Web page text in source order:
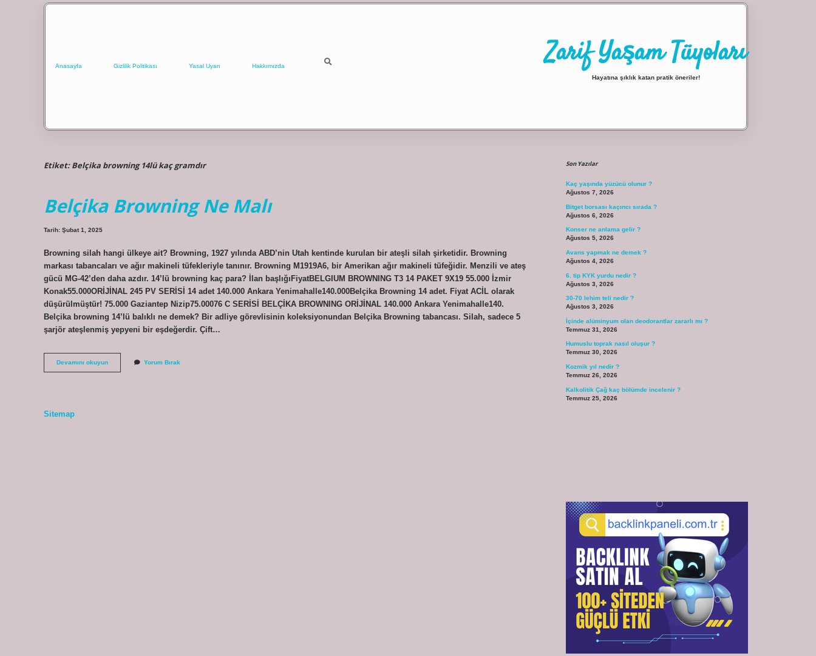
Anasayfa Gizlilik Politikası Yasal Uyarı Hakkımızda Zarif Yaşam Tüyoları
Hayatına şıklık katan pratik öneriler!
Etiket:Belçika browning 14lü kaç gramdır
Belçika Browning Ne Malı
Tarih: Şubat 1, 2025
Browning silah hangi ülkeye ait? Browning, 1927 yılında ABD’nin Utah kentinde kurulan bir ateşli silah şirketidir. Browning
markası tabancaları ve ağır makineli tüfekleriyle tanınır. Browning M1919A6, bir Amerikan ağır makineli tüfeğidir. Menzili ve ateş
gücü MG-42’den daha azdır. 14’lü browning kaç para? İlan başlığıFiyatBELGIUM BROWNING T3 14 PAKET 9X19 55.000 İzmir
Konak55.000ORİJİNAL 245 PV SERİSİ 14 adet 140.000 Ankara Yenimahalle140.000Belçika Browning 14 adet. Fiyat ACİL olarak
düşürülmüştür! 75.000 Gaziantep Nizip75.00076 C SERİSİ BELÇİKA BROWNING ORİJİNAL 140.000 Ankara Yenimahalle140.
Belçika browning 14’lü balıklı ne demek? Bir adliye görevlisinin koleksiyonundan Belçika Browning tabancası. Silah, sadece 5
şarjör ateşlenmiş yepyeni bir eşdeğerdir. Çift…
Devamını okuyunBelçika
Browning
Yorum Bırak
Sitemap
Son Yazılar
Kaç yaşında yüzücü olunur ?
Ağustos 7, 2026
Bitget borsası kaçıncı sırada ?
Ağustos 6, 2026
Konser ne anlama gelir ?
Ağustos 5, 2026
Avans yapmak ne demek ?
Ağustos 4, 2026
6. tip KYK yurdu nedir ?
Ağustos 3, 2026
30-70 lehim teli nedir ?
Ağustos 3, 2026
İçinde alüminyum olan deodorantlar zararlı mı ?
Temmuz 31, 2026
Humuslu toprak nasıl oluşur ?
Temmuz 30, 2026
Kozmik yıl nedir ?
Temmuz 26, 2026
Kalkolitik Çağ kaç bölümde incelenir ?
Temmuz 25, 2026